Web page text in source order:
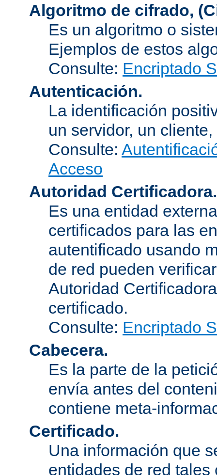
Algoritmo de cifrado,
Es un algoritmo o
Ejemplos de estos
Consulte: Encriptado
Autenticación.
La identificación
un servidor, un
Consulte:
Acceso
Autoridad Certificadora.
Es una entidad
certificados para las
autentificado usando
de red pueden
Autoridad
certificado.
Consulte: Encriptado
Cabecera.
Es la parte de la
envía antes del
contiene meta-
Certificado.
Una información que
entidades de red